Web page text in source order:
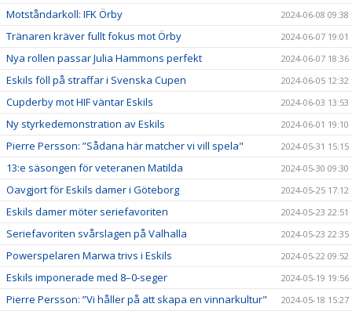
Motståndarkoll: IFK Örby 2024-06-08 09:38
Tränaren kräver fullt fokus mot Örby 2024-06-07 19:01
Nya rollen passar Julia Hammons perfekt 2024-06-07 18:36
Eskils föll på straffar i Svenska Cupen 2024-06-05 12:32
Cupderby mot HIF väntar Eskils 2024-06-03 13:53
Ny styrkedemonstration av Eskils 2024-06-01 19:10
Pierre Persson: ”Sådana här matcher vi vill spela" 2024-05-31 15:15
13:e säsongen för veteranen Matilda 2024-05-30 09:30
Oavgjort för Eskils damer i Göteborg 2024-05-25 17:12
Eskils damer möter seriefavoriten 2024-05-23 22:51
Seriefavoriten svårslagen på Valhalla 2024-05-23 22:35
Powerspelaren Marwa trivs i Eskils 2024-05-22 09:52
Eskils imponerade med 8–0-seger 2024-05-19 19:56
Pierre Persson: ”Vi håller på att skapa en vinnarkultur" 2024-05-18 15:27